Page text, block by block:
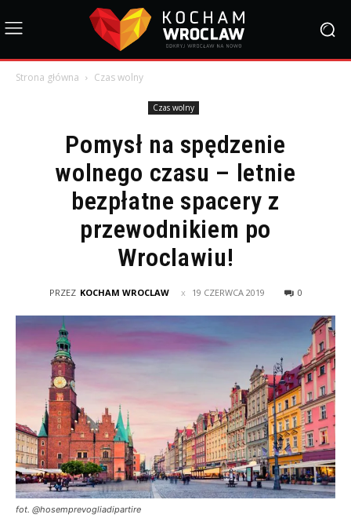
Strona główna Czas wolny
Czas wolny
Pomysł na spędzenie
wolnego czasu – letnie
bezpłatne spacery z
przewodnikiem po
Wroclawiu!
PRZEZ KOCHAM WROCLAW 19 CZERWCA 2019 0
fot. @hosemprevogliadipartire